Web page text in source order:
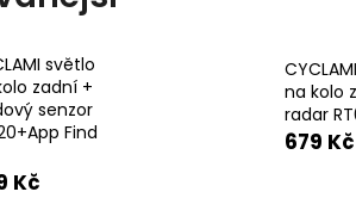
světlo
zadní +
senzor
Find
Kč
na kolo
radar
679 Kč